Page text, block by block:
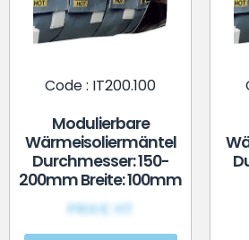
Code : IT200.100
Modulierbare
Wärmeisoliermäntel
Durchmesser: 150-
200mm Breite: 100mm
PRIX€ HT